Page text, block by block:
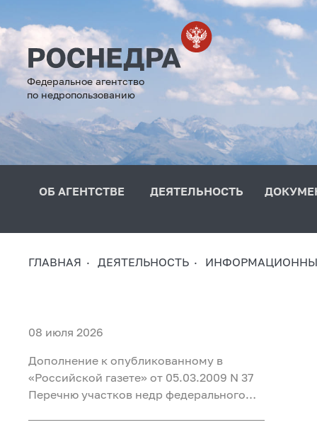
Федеральное агентство
по недропользованию
ОБ АГЕНТСТВЕ ДЕЯТЕЛЬНОСТЬ
ГЛАВНАЯ ДЕЯТЕЛЬНОСТЬ
08 июля 2026
Дополнение к опубликованному в
«Российской газете» от 05.03.2009 N 37
Перечню участков недр федерального